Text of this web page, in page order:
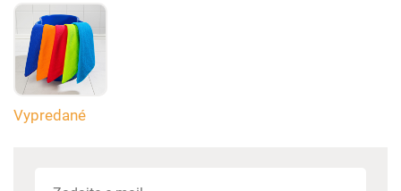
Vypredané